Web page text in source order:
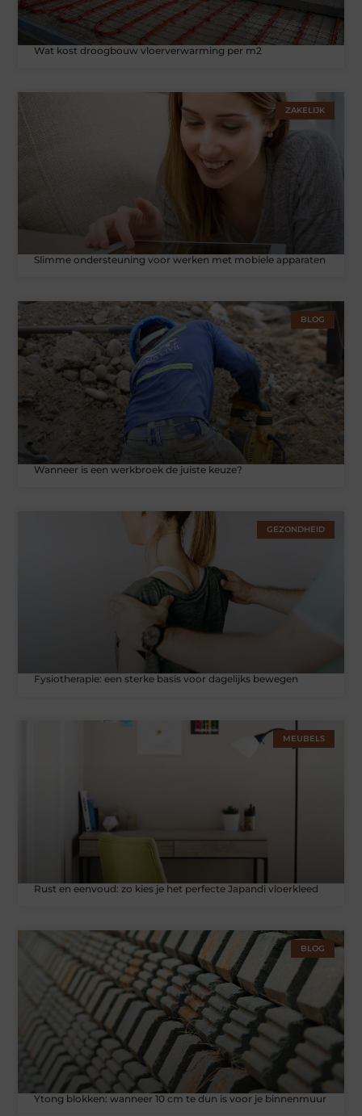
Wat kost droogbouw vloerverwarming per m2
ZAKELIJK
Slimme ondersteuning voor werken met mobiele apparaten
BLOG
Wanneer is een werkbroek de juiste keuze?
GEZONDHEID
Fysiotherapie: een sterke basis voor dagelijks bewegen
MEUBELS
Rust en eenvoud: zo kies je het perfecte Japandi vloerkleed
BLOG
Ytong blokken: wanneer 10 cm te dun is voor je binnenmuur